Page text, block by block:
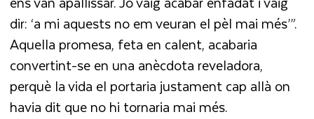
dir: ‘a mi aquests no em veuran el pèl mai més’”.
Aquella promesa, feta en calent, acabaria
convertint-se en una anècdota reveladora,
perquè la vida el portaria justament cap allà on
havia dit que no hi tornaria mai més.